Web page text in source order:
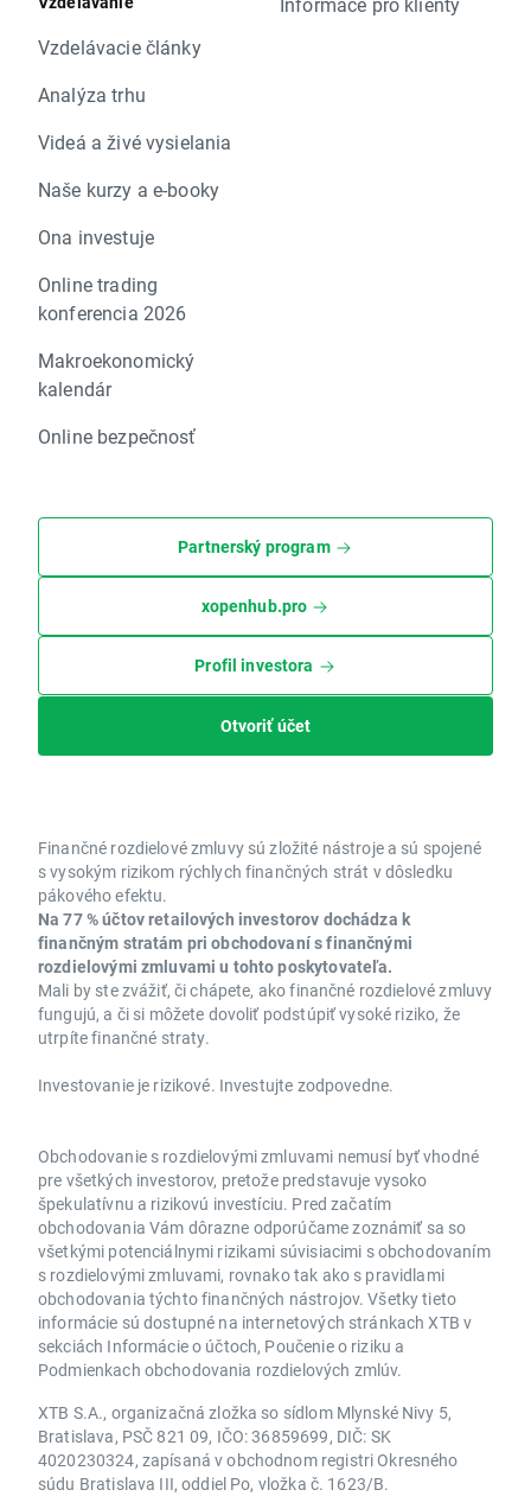
Vzdelávacie články
Analýza trhu
Videá a živé vysielania
Naše kurzy a e-booky
Ona investuje
Online trading
konferencia 2026
Makroekonomický
kalendár
Online bezpečnosť
Partnerský program
xopenhub.pro
Profil investora
Otvoriť účet
Finančné rozdielové zmluvy sú zložité nástroje a sú spojené
s vysokým rizikom rýchlych finančných strát v dôsledku
pákového efektu.
Na 77 % účtov retailových investorov dochádza k
finančným stratám pri obchodovaní s finančnými
rozdielovými zmluvami u tohto poskytovateľa.
Mali by ste zvážiť, či chápete, ako finančné rozdielové zmluvy
fungujú, a či si môžete dovoliť podstúpiť vysoké riziko, že
utrpíte finančné straty.
Investovanie je rizikové. Investujte zodpovedne.
Obchodovanie s rozdielovými zmluvami nemusí byť vhodné
pre všetkých investorov, pretože predstavuje vysoko
špekulatívnu a rizikovú investíciu. Pred začatím
obchodovania Vám dôrazne odporúčame zoznámiť sa so
všetkými potenciálnymi rizikami súvisiacimi s obchodovaním
s rozdielovými zmluvami, rovnako tak ako s pravidlami
obchodovania týchto finančných nástrojov. Všetky tieto
informácie sú dostupné na internetových stránkach XTB v
sekciách Informácie o účtoch, Poučenie o riziku a
Podmienkach obchodovania rozdielových zmlúv.
XTB S.A., organizačná zložka so sídlom Mlynské Nivy 5,
Bratislava, PSČ 821 09, IČO: 36859699, DIČ: SK
4020230324, zapísaná v obchodnom registri Okresného
súdu Bratislava III, oddiel Po, vložka č. 1623/B.